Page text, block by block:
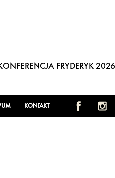
KONTAKT
FRYDERYK 2026